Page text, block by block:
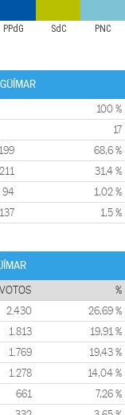
PPdG SdC PNC
100 %
17
68,6 %
31,4 %
94 1,02 %
137 1,5 %
VOTOS %
2.430 26,69 %
1.813 19,91 %
1.769 19,43 %
1.278 14,04 %
661 7,26 %